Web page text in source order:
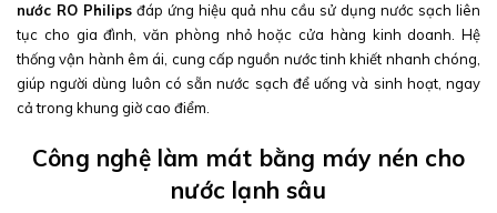
nước RO Philips đáp ứng hiệu quả nhu cầu sử dụng nước sạch liên
tục cho gia đình, văn phòng nhỏ hoặc cửa hàng kinh doanh. Hệ
thống vận hành êm ái, cung cấp nguồn nước tinh khiết nhanh chóng,
giúp người dùng luôn có sẵn nước sạch để uống và sinh hoạt, ngay
cả trong khung giờ cao điểm.
Công nghệ làm mát bằng máy nén cho
nước lạnh sâu